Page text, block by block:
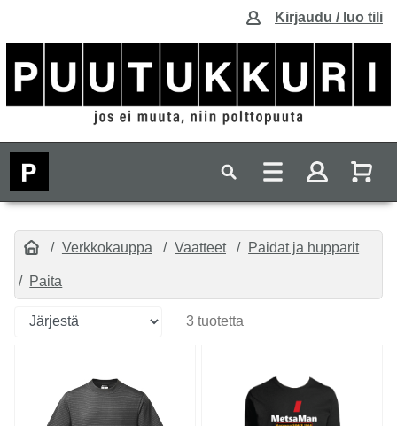
Kirjaudu / luo tili
Verkkokauppa Vaatteet Paidat ja hupparit
Paita
3 tuotetta